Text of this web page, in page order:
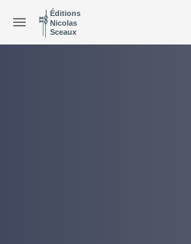
Éditions
Nicolas
Sceaux